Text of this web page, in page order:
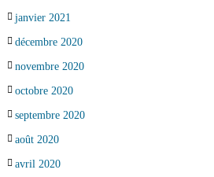
janvier 2021
décembre 2020
novembre 2020
octobre 2020
septembre 2020
août 2020
avril 2020